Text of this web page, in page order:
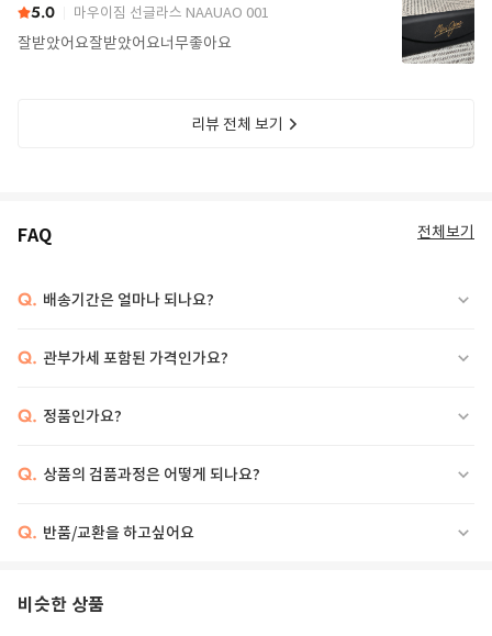
5.0 마우이짐 선글라스 NAAUAO 001
잘받았어요잘받았어요너무좋아요
리뷰 전체 보기
FAQ 전체보기
Q. 배송기간은 얼마나 되나요?
Q. 관부가세 포함된 가격인가요?
Q. 정품인가요?
Q. 상품의 검품과정은 어떻게 되나요?
Q. 반품/교환을 하고싶어요
비슷한 상품